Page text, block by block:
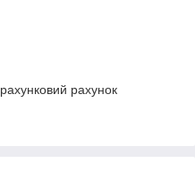
рахунок